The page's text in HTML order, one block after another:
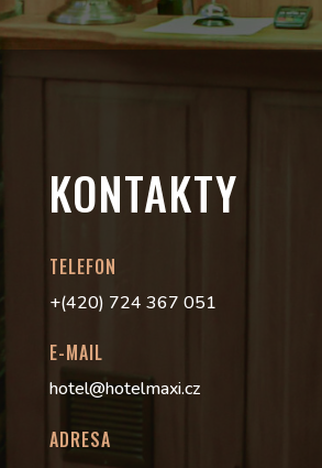
KONTAKTY
TELEFON
+(420) 724 367 051
E-MAIL
hotel@hotelmaxi.cz
ADRESA